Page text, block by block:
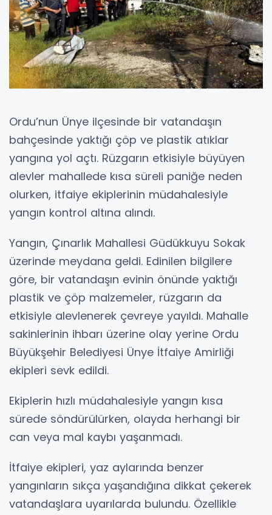
Ordu’nun Ünye ilçesinde bir vatandaşın
bahçesinde yaktığı çöp ve plastik atıklar
yangına yol açtı. Rüzgarın etkisiyle büyüyen
alevler mahallede kısa süreli paniğe neden
olurken, itfaiye ekiplerinin müdahalesiyle
yangın kontrol altına alındı.
Yangın, Çınarlık Mahallesi Güdükkuyu Sokak
üzerinde meydana geldi. Edinilen bilgilere
göre, bir vatandaşın evinin önünde yaktığı
plastik ve çöp malzemeler, rüzgarın da
etkisiyle alevlenerek çevreye yayıldı. Mahalle
sakinlerinin ihbarı üzerine olay yerine Ordu
Büyükşehir Belediyesi Ünye İtfaiye Amirliği
ekipleri sevk edildi.
Ekiplerin hızlı müdahalesiyle yangın kısa
sürede söndürülürken, olayda herhangi bir
can veya mal kaybı yaşanmadı.
İtfaiye ekipleri, yaz aylarında benzer
yangınların sıkça yaşandığına dikkat çekerek
vatandaşlara uyarılarda bulundu. Özellikle